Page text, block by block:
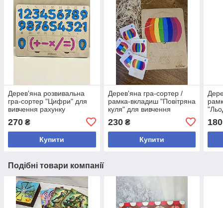
Дерев'яна розвивальна
гра-сортер "Цифри" для
вивчення рахунку
270 ₴
Купити
Дерев'яна гра-сортер /
рамка-вкладиш "Повітряна
куля" для вивчення
230₴
Купити
180
Подібні товари компанії